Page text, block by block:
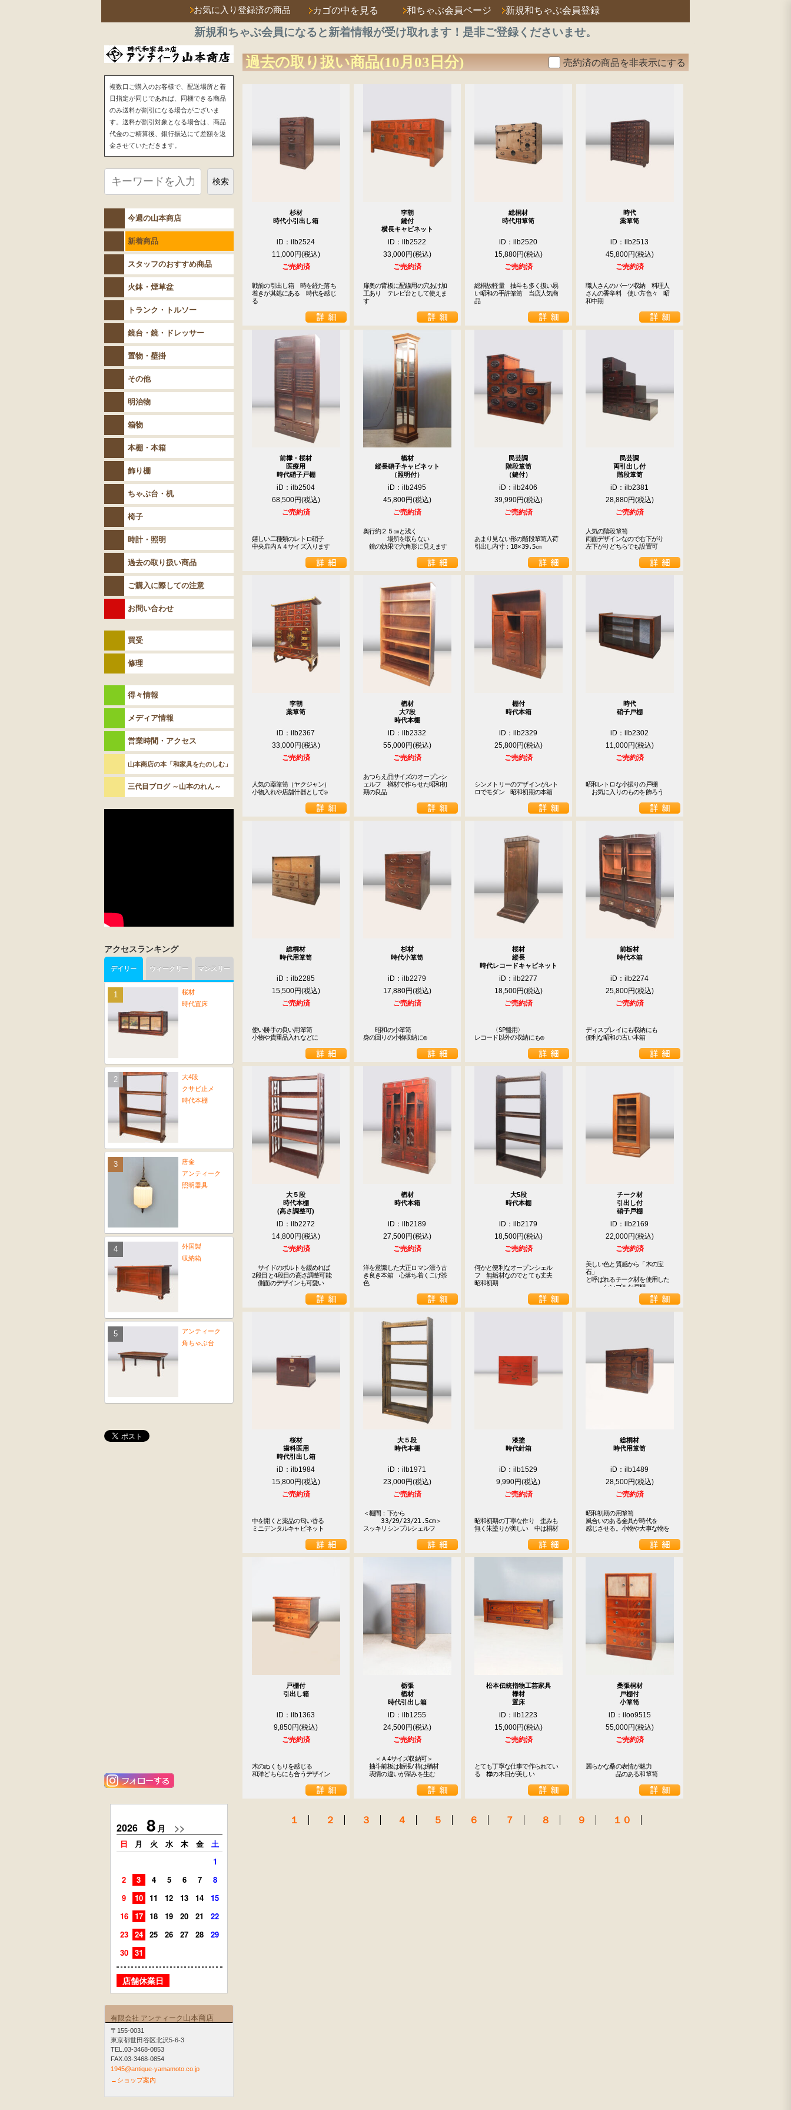
お気に入り登録済の商品 カゴの中を見る 和ちゃぶ会員ページ 新規和ちゃぶ会員登録
新規和ちゃぶ会員になると新着情報が受け取れます！是非ご登録くださいませ。
過去の取り扱い商品(10月03日分) 売約済の商品を非表示にする
杉材
時代小引出し箱
iD：ilb2524
11,000円
ご売約済
戦前の引出し箱　時を経た落ち
着きが其処にある　時代を感じ
る
李朝
鍵付
横長キャビネット
iD：ilb2522
33,000円
ご売約済
扉奥の背板に配線用の穴あけ加
工あり　テレビ台として使えま
す
総桐材
時代用箪笥
iD：ilb2520
15,880円
ご売約済
総桐故軽量　抽斗も多く扱い易
い昭和の手許箪笥　当店人気商
品
時代
薬箪笥
iD：ilb2513
45,800円
ご売約済
職人さんのパーツ収納　料理人
さんの香辛料　使い方色々　昭
和中期
前﨔・桜材
医療用
時代硝子戸棚
iD：ilb2504
68,500円
ご売約済
嬉しい二種類のレトロ硝子
中央扉内Ａ４サイズ入ります
楢材
縦長硝子キャビネット
（照明付）
iD：ilb2495
45,800円
ご売約済
奥行約２５㎝と浅く
場所を取らない
鏡の効果で六角形に見えます
民芸調
階段箪笥
（鍵付）
iD：ilb2406
39,990円
ご売約済
あまり見ない形の階段箪笥入荷
引出し内寸：18×39.5㎝
民芸調
両引出し付
階段箪笥
iD：ilb2381
28,880円
ご売約済
人気の階段箪笥
両面デザインなので右下がり
左下がりどちらでも設置可
李朝
薬箪笥
iD：ilb2367
33,000円
ご売約済
人気の薬箪笥（ヤクジャン）
小物入れや店舗什器として◎
楢材
大7段
時代本棚
iD：ilb2332
55,000円
ご売約済
あつらえ品サイズのオープンシ
ェルフ　楢材で作らせた昭和初
期の良品
棚付
時代本箱
iD：ilb2329
25,800円
ご売約済
シンメトリーのデザインがレト
ロでモダン　昭和初期の本箱
時代
硝子戸棚
iD：ilb2302
11,000円
ご売約済
昭和レトロな小振りの戸棚
お気に入りのものを飾ろう
総桐材
時代用箪笥
iD：ilb2285
15,500円
ご売約済
使い勝手の良い用箪笥
小物や貴重品入れなどに
杉材
時代小箪笥
iD：ilb2279
17,880円
ご売約済
昭和の小箪笥
身の回りの小物収納に◎
桜材
縦長
時代レコードキャビネット
iD：ilb2277
18,500円
ご売約済
〈SP盤用〉
レコード以外の収納にも◎
前栃材
時代本箱
iD：ilb2274
25,800円
ご売約済
ディスプレイにも収納にも
便利な昭和の古い本箱
大５段
時代本棚
(高さ調整可)
iD：ilb2272
14,800円
ご売約済
サイドのボルトを緩めれば
2段目と4段目の高さ調整可能
側面のデザインも可愛い
楢材
時代本箱
iD：ilb2189
27,500円
ご売約済
洋を意識した大正ロマン漂う古
き良き本箱　心落ち着くこげ茶
色
大5段
時代本棚
iD：ilb2179
18,500円
ご売約済
何かと便利なオープンシェル
フ　無垢材なのでとても丈夫
昭和初期
チーク材
引出し付
硝子戸棚
iD：ilb2169
22,000円
ご売約済
美しい色と質感から「木の宝
石」
と呼ばれるチーク材を使用した
シンプルな戸棚
桜材
歯科医用
時代引出し箱
iD：ilb1984
15,800円
ご売約済
中を開くと薬品の匂い香る
ミニデンタルキャビネット
大５段
時代本棚
iD：ilb1971
23,000円
ご売約済
＜棚間：下から
33/29/23/21.5cm＞
スッキリシンプルシェルフ
漆塗
時代針箱
iD：ilb1529
9,990円
ご売約済
昭和初期の丁寧な作り　歪みも
無く朱塗りが美しい　中は桐材
総桐材
時代用箪笥
iD：ilb1489
28,500円
ご売約済
昭和初期の用箪笥
風合いのある金具が時代を
感じさせる。小物や大事な物を
戸棚付
引出し箱
iD：ilb1363
9,850円
ご売約済
木のぬくもりを感じる
和洋どちらにも合うデザイン
栃張
楢材
時代引出し箱
iD：ilb1255
24,500円
ご売約済
＜Ａ4サイズ収納可＞
抽斗前板は栃張/枠は楢材
表情の違いが深みを生む
松本伝統指物工芸家具
﨔材
置床
iD：ilb1223
15,000円
ご売約済
とても丁寧な仕事で作られてい
る　﨔の木目が美しい
桑張桐材
戸棚付
小箪笥
iD：iloo9515
55,000円
ご売約済
麗らかな桑の表情が魅力
品のある和箪笥
１ ２ ３ ４ ５ ６ ７ ８ ９ １０
複数口ご購入のお客様で、配送場所と着
日指定が同じであれば、同梱できる商品
のみ送料が割引になる場合がございま
す。送料が割引対象となる場合は、商品
代金のご精算後、銀行振込にて差額を返
金させていただきます。
検索
今週の山本商店
新着商品
スタッフのおすすめ商品
火鉢・煙草盆
トランク・トルソー
鏡台・鏡・ドレッサー
置物・壁掛
その他
明治物
箱物
本棚・本箱
飾り棚
ちゃぶ台・机
椅子
時計・照明
過去の取り扱い商品
ご購入に際しての注意
お問い合わせ
買受
修理
得々情報
メディア情報
営業時間・アクセス
山本商店の本「和家具をたのしむ」
三代目ブログ ～山本のれん～
アクセスランキング
デイリー
桜材
時代置床
大4段
クサビ止メ
時代本棚
唐金
アンティーク
照明器具
外国製
収納箱
アンティーク
角ちゃぶ台
ウィークリー マンスリー
2026 8 月 >>
日 月 火 水 木 金
土
1
2
3 4 5 6 7
8
9
10 11 12 13 14
15
16
17 18 19 20 21
22
23
24 25 26 27 28
29
30
31
店舗休業日
<<
有限会社 アンティーク 山本商店
〒155-0031
東京都世田谷区北沢5-6-3
TEL.03-3468-0853
FAX.03-3468-0854
1945@antique-yamamoto.co.jp
→ショップ案内